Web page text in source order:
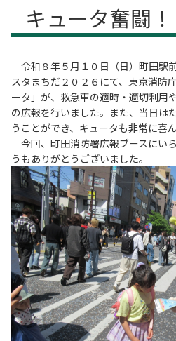
キュータ奮闘！
令和８年５月１０日（日）町田駅
スタまちだ２０２６にて、東京消防
ータ」が、救急車の適時・適切利用
の広報を行いました。また、当日は
うことができ、キュータも非常に喜
今回、町田消防署広報ブースにい
うもありがとうございました。